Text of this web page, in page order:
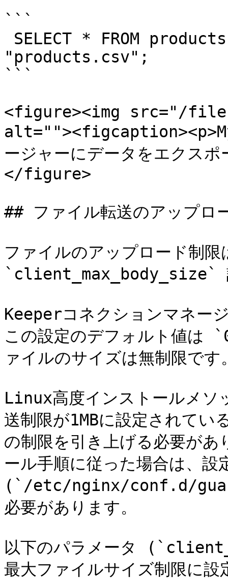
```
"products.csv";
```
<figure><img src="/files/
ージャーにデータをエク
</figure>
## ファイル転送のアップロ
ファイルのアップロード制限
`client_max_body_size`
Keeperコネクションマネー
この設定のデフォルト値は
ァイルのサイズは無制限です
Linux高度インストールメソ
送制限が1MBに設定されてい
の制限を引き上げる必要があ
ール手順に従った場合は、設
(`/etc/nginx/conf.d/
必要があります。
以下のパラメータ
最大ファイルサイズ制限に